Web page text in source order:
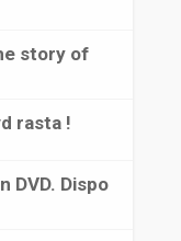
story of
rasta !
DVD. Dispo